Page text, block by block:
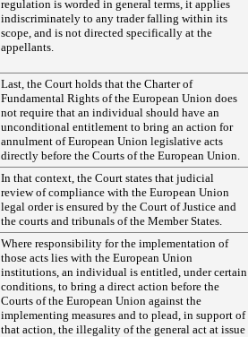
regulation is worded in general terms, it applies
indiscriminately to any trader falling within its
scope, and is not directed specifically at the
appellants.
Last, the Court holds that the Charter of
Fundamental Rights of the European Union does
not require that an individual should have an
unconditional entitlement to bring an action for
annulment of European Union legislative acts
directly before the Courts of the European Union.
In that context, the Court states that judicial
review of compliance with the European Union
legal order is ensured by the Court of Justice and
the courts and tribunals of the Member States.
Where responsibility for the implementation of
those acts lies with the European Union
institutions, an individual is entitled, under certain
conditions, to bring a direct action before the
Courts of the European Union against the
implementing measures and to plead, in support of
that action, the illegality of the general act at issue